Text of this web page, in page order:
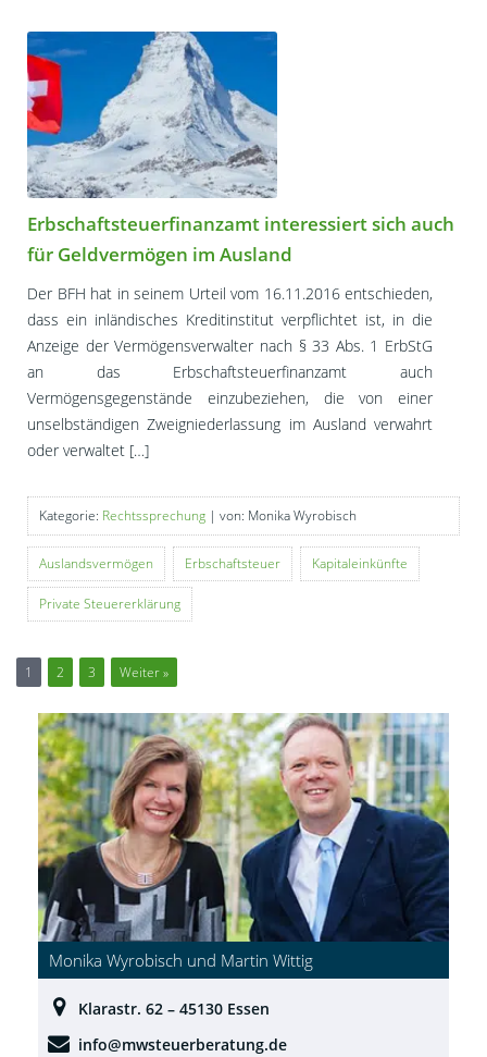
Erbschaftsteuerfinanzamt interessiert sich auch
für Geldvermögen im Ausland
Der BFH hat in seinem Urteil vom 16.11.2016 entschieden,
dass ein inländisches Kreditinstitut verpflichtet ist, in die
Anzeige der Vermögensverwalter nach § 33 Abs. 1 ErbStG
an das Erbschaftsteuerfinanzamt auch
Vermögensgegenstände einzubeziehen, die von einer
unselbständigen Zweigniederlassung im Ausland verwahrt
oder verwaltet […]
Kategorie: Rechtssprechung | von: Monika Wyrobisch
Auslandsvermögen Erbschaftsteuer Kapitaleinkünfte
Private Steuererklärung
1 2 3 Weiter »
Monika Wyrobisch und Martin Wittig
Klarastr. 62 – 45130 Essen
info@mwsteuerberatung.de